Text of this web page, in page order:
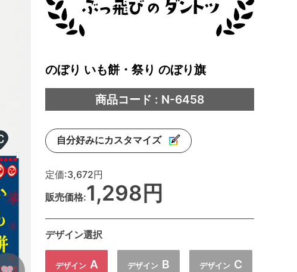
のぼり いも餅・祭り のぼり旗
商品コード : N-6458
自分好みにカスタマイズ
定価:3,672円
販売価格:1,298円
デザイン選択
デザイン A デザイン B デザイン C